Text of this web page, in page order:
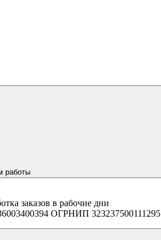
работы
заказов в рабочие дни
ОГРНИП 323237500111295